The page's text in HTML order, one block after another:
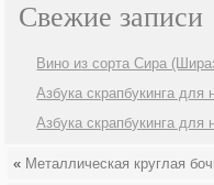
Свежие записи
Вино из сорта Сира
Азбука скрапбукинга
Азбука скрапбукинга
« Металлическая круглая